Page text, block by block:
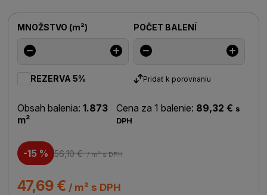
MNOŽSTVO (m²) POČET BALENÍ
REZERVA 5% Pridať k porovnaniu
Obsah balenia: 1.873
m²
Cena za 1 balenie: 89,32 € s
DPH
-15 % 56,10 €/ m²s DPH
47,69 € / m² s DPH